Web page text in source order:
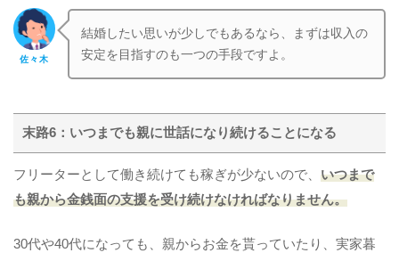
佐々木
結婚したい思いが少しでもあるなら、まずは収入の
安定を目指すのも一つの手段ですよ。
末路6：いつまでも親に世話になり続けることになる
フリーターとして働き続けても稼ぎが少ないので、 いつまで
も親から金銭面の支援を受け続けなければなりません。
30代や40代になっても、親からお金を貰っていたり、実家暮